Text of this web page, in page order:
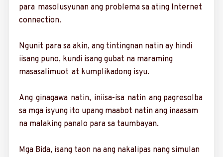
para masolus­yunan ang problema sa ating Internet
connection.
Ngunit para sa akin, ang tintingnan natin ay hindi
iisang puno, kundi isang gubat na mara­ming
masasalimuot at kumplikadong isyu.
Ang ginagawa natin, iniisa-isa natin ang pagresolba
sa mga isyung ito upang maabot natin ang inaasam
na malaking panalo para sa taumbayan.
Mga Bida, isang taon na ang nakalipas nang si­mulan